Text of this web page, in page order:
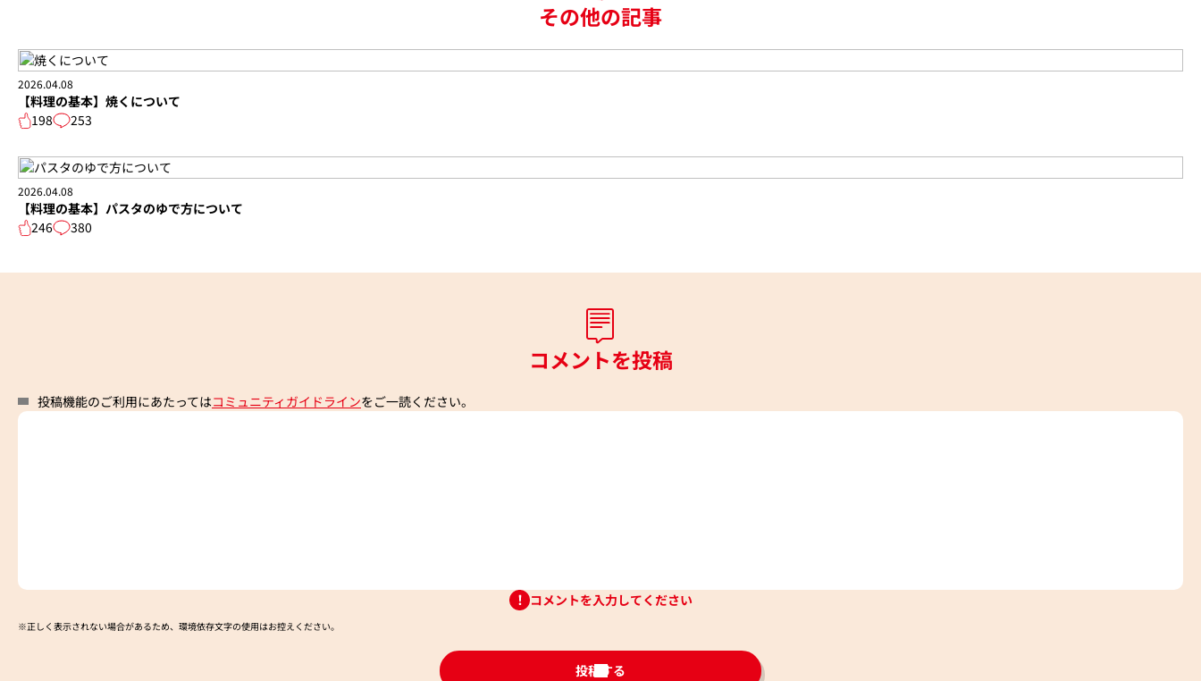
その他の記事
2026.04.08
【料理の基本】焼くについて
198
253
2026.04.08
【料理の基本】パスタのゆで方について
246
380
コメントを投稿
投稿機能のご利用にあたってはコミュニティガイドラインをご一読ください。
コメントを入力してください
※正しく表示されない場合があるため、環境依存文字の使用はお控えください。​
投稿する